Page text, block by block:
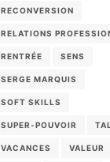
RECONVERSION
RELATIONS
RENTRÉE SENS
SERGE MARQUIS
SOFT SKILLS
SUPER-POUVOIR
VACANCES VALEUR